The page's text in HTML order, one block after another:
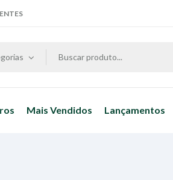
Mais Vendidos Lançamentos